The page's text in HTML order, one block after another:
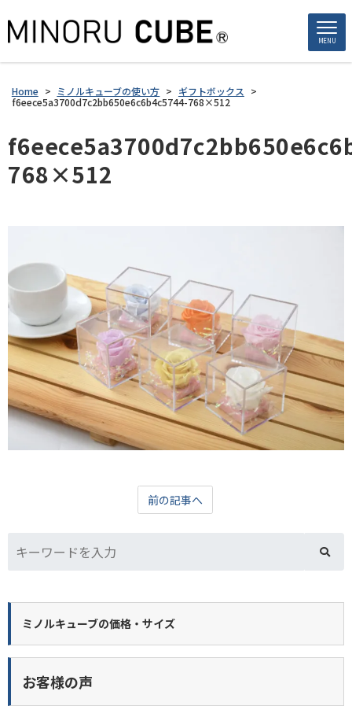
MENU
Home > ミノルキューブの使い方 > ギフトボックス
>
f6eece5a3700d7c2bb650e6c6b4c5744-768×512
768×512
前の記事へ
ミノルキューブの価格・サイズ
お客様の声